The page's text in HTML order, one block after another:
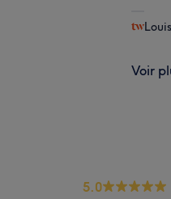
Louis
Voir
5.0